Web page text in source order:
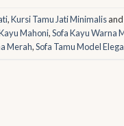
,Kursi Tamu Jati Minimalis
Mahoni,Sofa Kayu Warna
Merah,Sofa Tamu Model